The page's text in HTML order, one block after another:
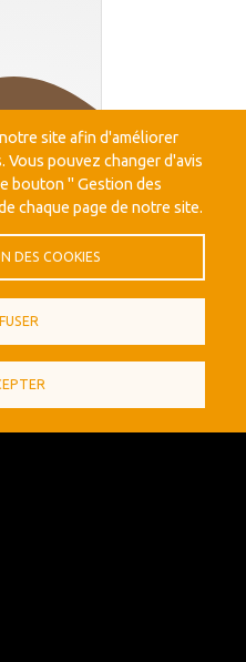
site afin d'améliorer
pouvez changer d'avis
bouton " Gestion des
chaque page de notre site.
DES COOKIES